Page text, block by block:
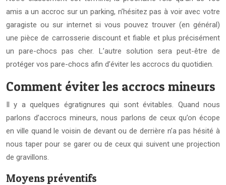
amis a un accroc sur un parking, n’hésitez pas à voir avec votre
garagiste ou sur internet si vous pouvez trouver (en général)
une pièce de carrosserie discount et fiable et plus précisément
un pare-chocs pas cher. L’autre solution sera peut-être de
protéger vos pare-chocs afin d’éviter les accrocs du quotidien.
Comment éviter les accrocs mineurs
Il y a quelques égratignures qui sont évitables. Quand nous
parlons d’accrocs mineurs, nous parlons de ceux qu’on écope
en ville quand le voisin de devant ou de derrière n’a pas hésité à
nous taper pour se garer ou de ceux qui suivent une projection
de gravillons.
Moyens préventifs